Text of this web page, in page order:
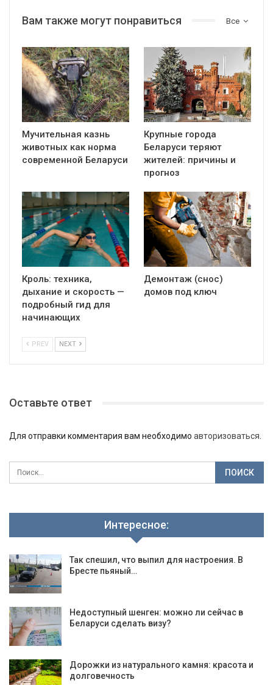
Все
Вам также могут понравиться
Мучительная казнь
животных как норма
современной Беларуси
Крупные города
Беларуси теряют
жителей: причины и
прогноз
Кроль: техника,
дыхание и скорость —
подробный гид для
начинающих
Демонтаж (снос)
домов под ключ
PREV NEXT
Оставьте ответ
Для отправки комментария вам необходимо авторизоваться.
Интересное:
Так спешил, что выпил для настроения. В
Бресте пьяный…
Недоступный шенген: можно ли сейчас в
Беларуси сделать визу?
Дорожки из натурального камня: красота и
долговечность